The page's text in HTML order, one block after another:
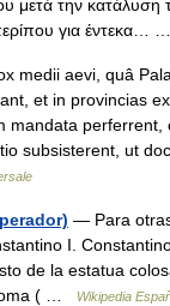
μετά την κατάλυση
για έντεκα…
medii aevi, quâ
et in provincias
mandata perferrent,
subsisterent, ut
— Para
I.
de la estatua
( …
Wikipedia